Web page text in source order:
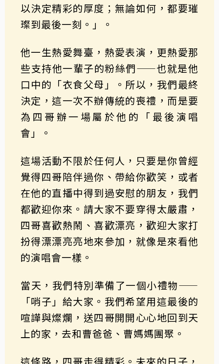
以決定精彩的厚度；無論如何，都要璀
璨到最後一刻。」。
他一生熱愛舞臺，熱愛表演，更熱愛那
些支持他一輩子的粉絲們——也就是他
口中的「衣食父母」。所以，我們最終
決定，這一次不辦傳統的喪禮，而是要
為四哥辦一場屬於他的「最後演唱
會」。
這場活動不限於任何人，只要是你曾經
覺得四哥陪伴過你、帶給你歡笑，或者
在他的直播中得到過安慰的朋友，我們
都歡迎你來。請大家不要穿得太嚴肅，
四哥喜歡熱鬧、喜歡漂亮，歡迎大家打
扮得漂漂亮亮地來參加，就像是來看他
的演唱會一樣。
當天，我們特別準備了一個小禮物——
「哨子」給大家。我們希望用這最後的
喧譁與燦爛，送四哥開開心心地回到天
上的家，去和曹爸爸、曹媽媽團聚。